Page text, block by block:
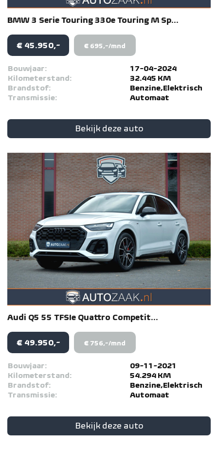
BMW 3 Serie Touring 330e Touring M Sp...
€ 45.950,- € 695,-/mnd
Bouwjaar:
17-04-2024
Kilometerstand:
32.445 KM
Brandstof:
Benzine,Elektrisch
Transmissie:
Automaat
Bekijk deze auto
Audi Q5 55 TFSIe Quattro Competit...
€ 49.950,- € 756,-/mnd
Bouwjaar:
09-11-2021
Kilometerstand:
54.294 KM
Brandstof:
Benzine,Elektrisch
Transmissie:
Automaat
Bekijk deze auto